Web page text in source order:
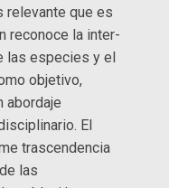
relevante que es
reconoce la inter-
las especies y el
objetivo,
abordaje
El
trascendencia
las